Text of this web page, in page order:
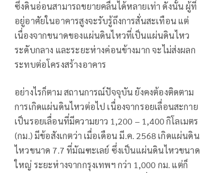
ซึ่งดินอ่อนสามารถขยายคลื่นได้หลายเท่า ดังนั้น ผู้ที่
อยู่อาศัยในอาคารสูงจะรับรู้ถึงการสั่นสะเทือน แต่
เนื่องจากขนาดของแผ่นดินไหวที่เป็นแผ่นดินไหว
ระดับกลาง และระยะห่างค่อนข้างมาก จะไม่ส่งผลก
ระทบต่อโครงสร้างอาคาร
อย่างไรก็ตาม สถานการณ์ปัจจุบัน ยังคงต้องติดตาม
การเกิดแผ่นดินไหวต่อไป เนื่องจากรอยเลื่อนสะกาย
เป็นรอยเลื่อนที่มีความยาว 1,200 – 1,400 กิโลเมตร
(กม.) มีข้อสังเกตว่า เมื่อเดือน มี.ค. 2568 เกิดแผ่นดิน
ไหวขนาด 7.7 ที่มัณฑะเลย์ ซึ่งเป็นแผ่นดินไหวขนาด
ใหญ่ ระยะห่างจากกรุงเทพฯ กว่า 1,000 กม. แต่ก็